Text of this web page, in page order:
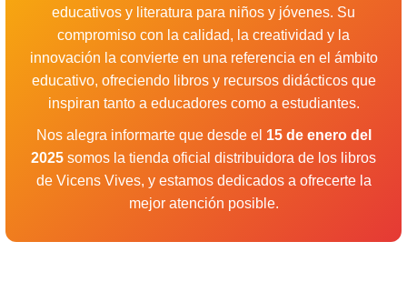
educativos y literatura para niños y jóvenes. Su
compromiso con la calidad, la creatividad y la
innovación la convierte en una referencia en el ámbito
educativo, ofreciendo libros y recursos didácticos que
inspiran tanto a educadores como a estudiantes.
Nos alegra informarte que desde el 15 de enero del
2025 somos la tienda oficial distribuidora de los libros
de Vicens Vives, y estamos dedicados a ofrecerte la
mejor atención posible.